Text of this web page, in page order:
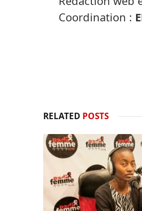
Coordination :
RELATED POSTS